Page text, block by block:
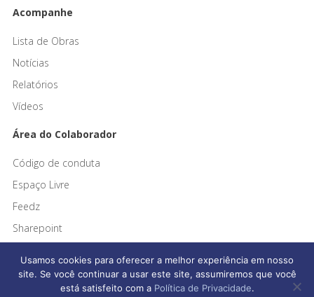
Acompanhe
Lista de Obras
Notícias
Relatórios
Vídeos
Área do Colaborador
Código de conduta
Espaço Livre
Feedz
Sharepoint
Usamos cookies para oferecer a melhor experiência em nosso
site. Se você continuar a usar este site, assumiremos que você
está satisfeito com a Política de Privacidade.